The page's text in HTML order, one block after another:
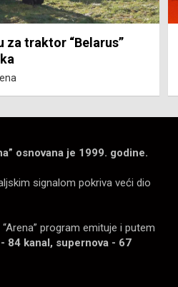
za traktor “Belarus”
osnovana je 1999. godine.
signalom pokriva veći dio
program emituje i putem
84 kanal, supernova - 67